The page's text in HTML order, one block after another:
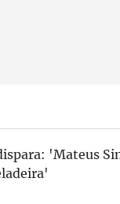
'Mateus